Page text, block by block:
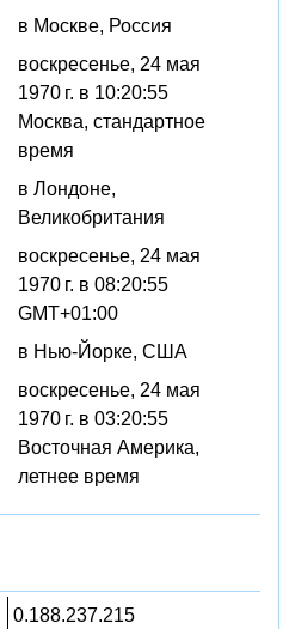
в Москве, Россия
воскресенье, 24 мая
1970 г. в 10:20:55
Москва, стандартное
время
в Лондоне,
Великобритания
воскресенье, 24 мая
1970 г. в 08:20:55
GMT+01:00
в Нью-Йорке, США
воскресенье, 24 мая
1970 г. в 03:20:55
Восточная Америка,
летнее время
0.188.237.215